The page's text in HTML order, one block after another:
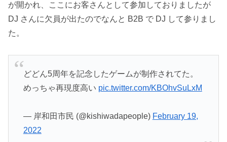
が開かれ、ここにお客さんとして参加しておりましたが
DJ さんに欠員が出たのでなんと B2B で DJ して参りまし
た。
どどん5周年を記念したゲームが制作されてた。
めっちゃ再現度高い pic.twitter.com/KBOhvSuLxM
— 岸和田市民 (@kishiwadapeople) February 19,
2022